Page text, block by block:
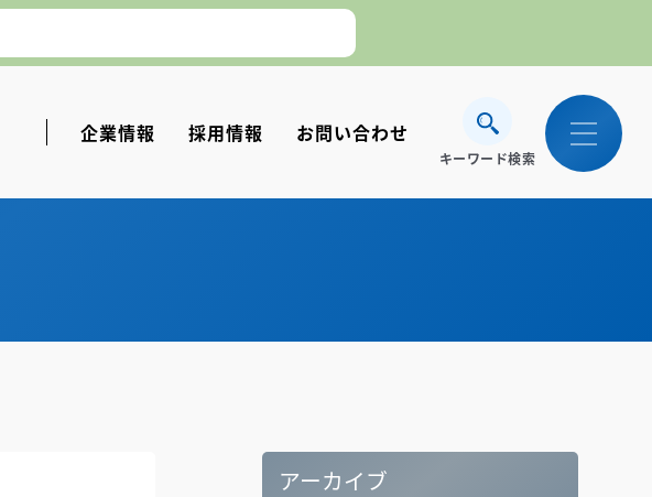
しております】
運行しております。】
企業情報 採用情報 お問い合わせ
キーワード検索
アーカイブ